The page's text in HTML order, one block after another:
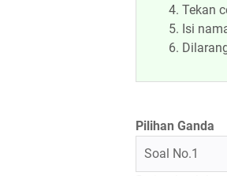
Tekan
Isi
Pilihan Ganda
Soal No.1